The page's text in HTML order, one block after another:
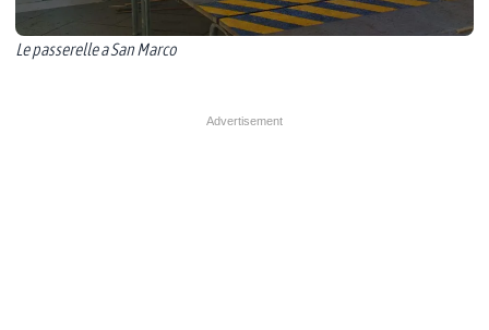
Le passerelle a San Marco